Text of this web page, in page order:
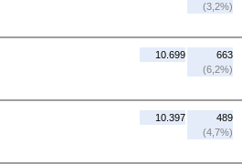
(3,2%)
10.699
663
(6,2%)
10.397
489
(4,7%)